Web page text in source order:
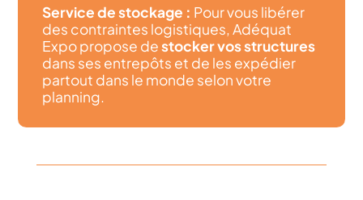
Service de stockage : Pour vous libérer
des contraintes logistiques, Adéquat
Expo propose destocker vos structures
dans ses entrepôts et de les expédier
partout dans le monde selon votre
planning.